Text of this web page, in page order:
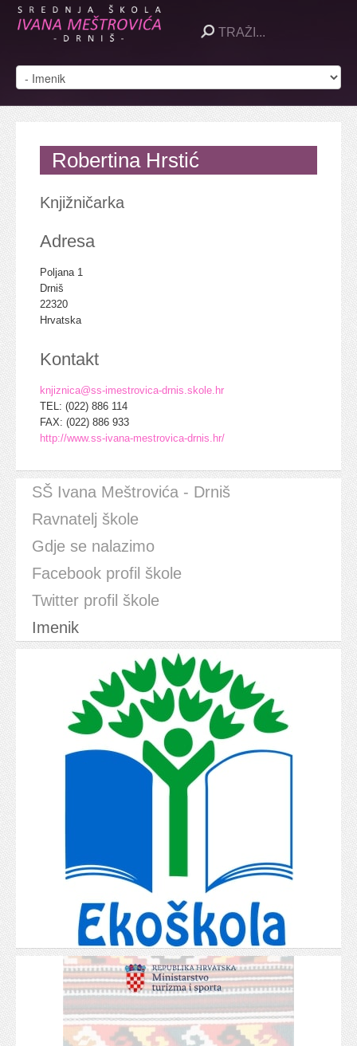
Robertina Hrstić
Knjižničarka
Adresa
Poljana 1
Drniš
22320
Hrvatska
Kontakt
knjiznica@ss-imestrovica-drnis.skole.hr
TEL: (022) 886 114
FAX: (022) 886 933
http://www.ss-ivana-mestrovica-drnis.hr/
SŠ Ivana Meštrovića - Drniš
Ravnatelj škole
Gdje se nalazimo
Facebook profil škole
Twitter profil škole
Imenik